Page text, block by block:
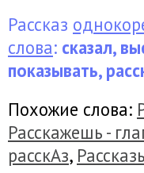
Рассказ
слова: сказал,
показывать,
Похожие слова:
Расскажешь -
расскАз,